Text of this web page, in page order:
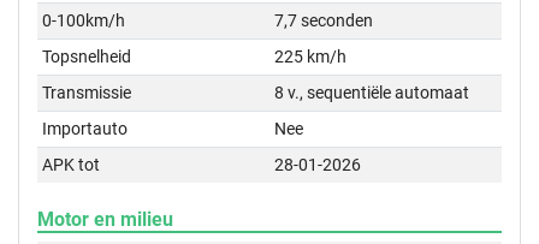
0-100km/h
7,7 seconden
Topsnelheid
225 km/h
Transmissie
8 v., sequentiële automaat
Importauto
Nee
APK tot
28-01-2026
Motor en milieu